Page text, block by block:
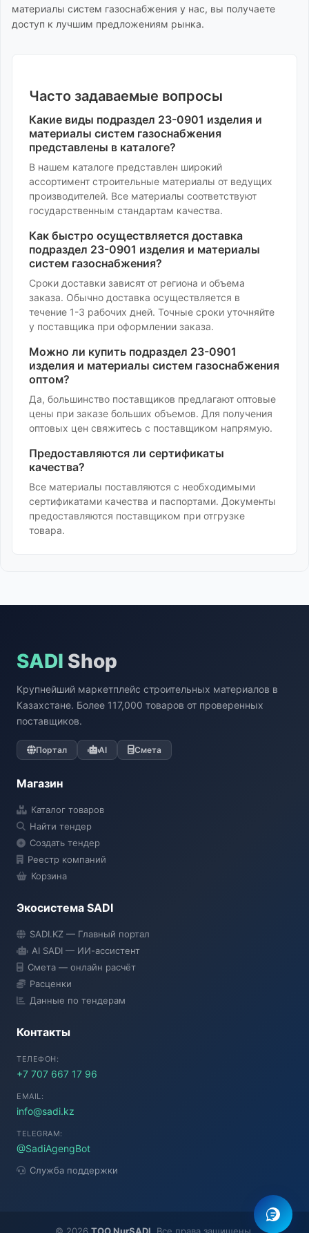
материалы систем газоснабжения у нас, вы получаете
доступ к лучшим предложениям рынка.
Часто задаваемые вопросы
Какие виды подраздел 23-0901 изделия и
материалы систем газоснабжения
представлены в каталоге?
В нашем каталоге представлен широкий
ассортимент строительные материалы от ведущих
производителей. Все материалы соответствуют
государственным стандартам качества.
Как быстро осуществляется доставка
подраздел 23-0901 изделия и материалы
систем газоснабжения?
Сроки доставки зависят от региона и объема
заказа. Обычно доставка осуществляется в
течение 1-3 рабочих дней. Точные сроки уточняйте
у поставщика при оформлении заказа.
Можно ли купить подраздел 23-0901
изделия и материалы систем газоснабжения
оптом?
Да, большинство поставщиков предлагают оптовые
цены при заказе больших объемов. Для получения
оптовых цен свяжитесь с поставщиком напрямую.
Предоставляются ли сертификаты
качества?
Все материалы поставляются с необходимыми
сертификатами качества и паспортами. Документы
предоставляются поставщиком при отгрузке
товара.
SADI Shop
Крупнейший маркетплейс строительных материалов в
Казахстане. Более 117,000 товаров от проверенных
поставщиков.
Портал AI Смета
Магазин
Каталог товаров
Найти тендер
Создать тендер
Реестр компаний
Корзина
Экосистема SADI
SADI.KZ — Главный портал
AI SADI — ИИ-ассистент
Смета — онлайн расчёт
Расценки
Данные по тендерам
Контакты
ТЕЛЕФОН:
+7 707 667 17 96
EMAIL:
info@sadi.kz
TELEGRAM:
@SadiAgengBot
Служба поддержки
● Подключение...